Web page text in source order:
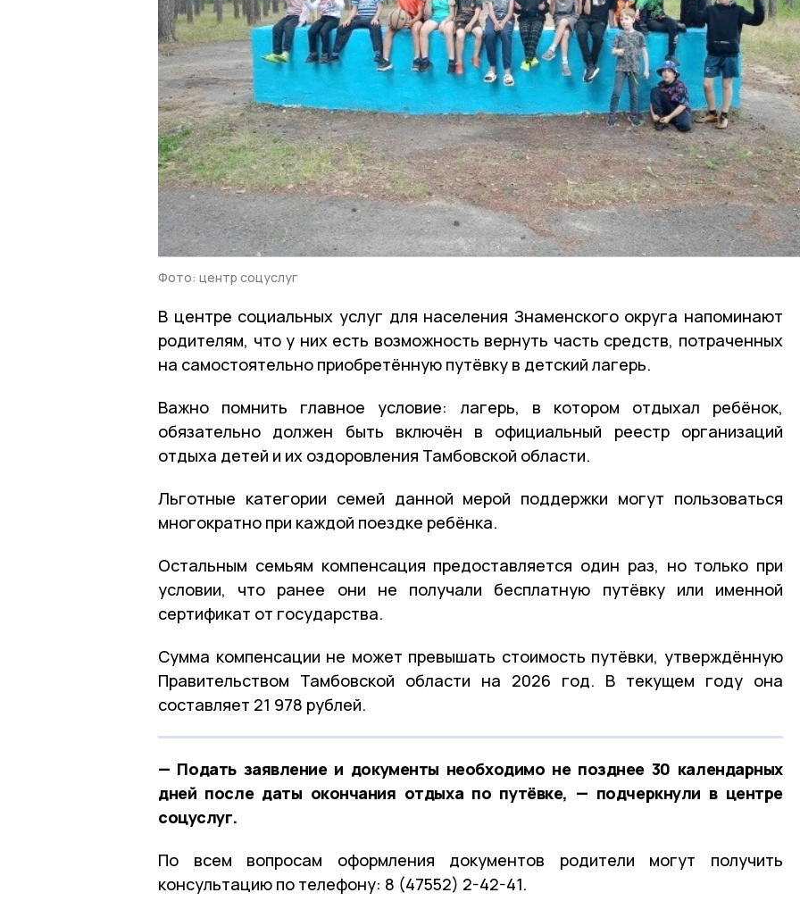
Фото: центр соцуслуг
В центре социальных услуг для населения Знаменского округа напоминают
родителям, что у них есть возможность вернуть часть средств, потраченных
на самостоятельно приобретённую путёвку в детский лагерь.
Важно помнить главное условие: лагерь, в котором отдыхал ребёнок,
обязательно должен быть включён в официальный реестр организаций
отдыха детей и их оздоровления Тамбовской области.
Льготные категории семей данной мерой поддержки могут пользоваться
многократно при каждой поездке ребёнка.
Остальным семьям компенсация предоставляется один раз, но только при
условии, что ранее они не получали бесплатную путёвку или именной
сертификат от государства.
Сумма компенсации не может превышать стоимость путёвки, утверждённую
Правительством Тамбовской области на 2026 год. В текущем году она
составляет 21 978 рублей.
— Подать заявление и документы необходимо не позднее 30 календарных
дней после даты окончания отдыха по путёвке, — подчеркнули в центре
соцуслуг.
По всем вопросам оформления документов родители могут получить
консультацию по телефону: 8 (47552) 2-42-41.